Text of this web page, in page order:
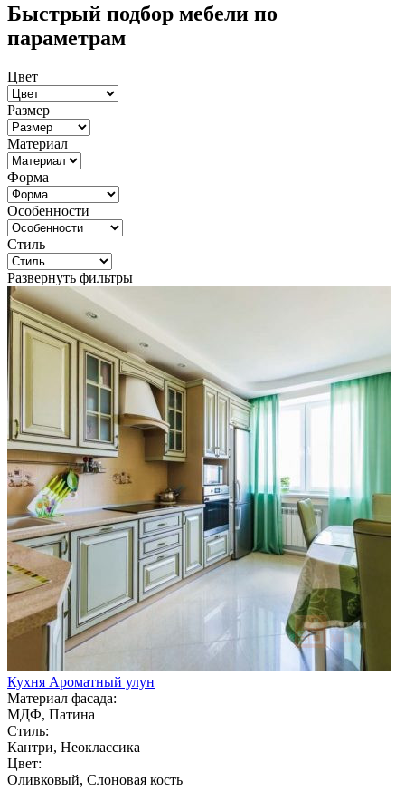
Быстрый подбор мебели по
параметрам
Цвет
Размер
Материал
Форма
Особенности
Стиль
Развернуть фильтры
Кухня Ароматный улун
Материал фасада:
МДФ, Патина
Стиль:
Кантри, Неоклассика
Цвет:
Оливковый, Слоновая кость